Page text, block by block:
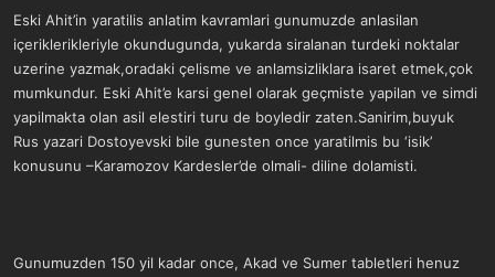
Eski Ahit’in yaratilis anlatim kavramlari gunumuzde anlasilan
içeriklerikleriyle okundugunda, yukarda siralanan turdeki noktalar
uzerine yazmak,oradaki çelisme ve anlamsizliklara isaret etmek,çok
mumkundur. Eski Ahit’e karsi genel olarak geçmiste yapilan ve simdi
yapilmakta olan asil elestiri turu de boyledir zaten.Sanirim,buyuk
Rus yazari Dostoyevski bile gunesten once yaratilmis bu ‘isik’
konusunu –Karamozov Kardesler’de olmali- diline dolamisti.
Gunumuzden 150 yil kadar once, Akad ve Sumer tabletleri henuz